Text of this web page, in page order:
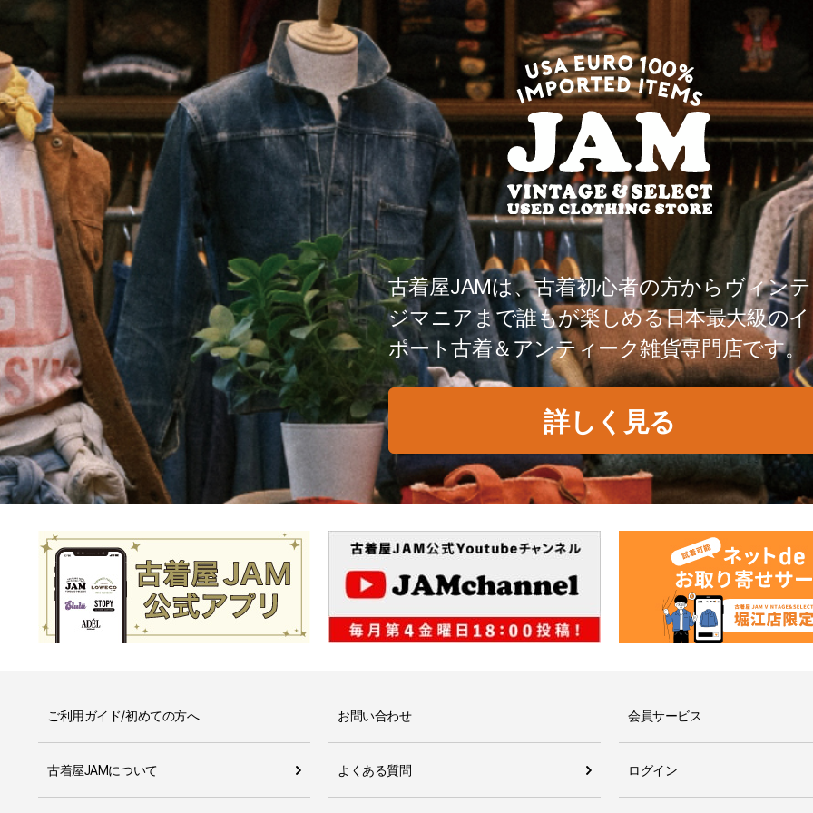
古着屋JAMは、古着初心者の方からヴィン
ジマニアまで誰もが楽しめる日本最大級の
ポート古着＆アンティーク雑貨専門店です。
詳しく見る
ご利用ガイド/初めての方へ
古着屋JAMについて
お問い合わせ
よくある質問
会員サービス
ログイン